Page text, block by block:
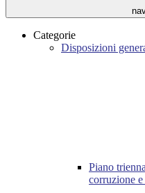
Categorie
Disposizioni
Piano
corruzione e